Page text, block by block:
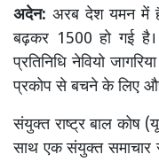
अदेन: अरब देश यमन में
बढ़कर 1500 हो गई
प्रतिनिधि नेवियो
प्रकोप से बचने के लिए
संयुक्त राष्ट्र बाल कोष
साथ एक संयुक्त समाचार